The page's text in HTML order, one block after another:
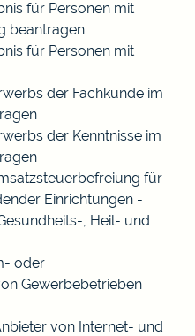
für Personen mit
beantragen
für Personen mit
der Fachkunde im
der Kenntnisse im
für
Einrichtungen -
, Heil- und
oder
Gewerbebetrieben
von Internet- und